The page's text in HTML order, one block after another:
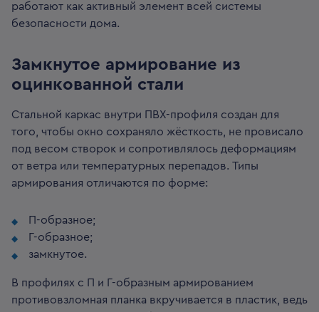
работают как активный элемент всей системы
безопасности дома.
Замкнутое армирование из
оцинкованной стали
Стальной каркас внутри ПВХ-профиля создан для
того, чтобы окно сохраняло жёсткость, не провисало
под весом створок и сопротивлялось деформациям
от ветра или температурных перепадов. Типы
армирования отличаются по форме:
П-образное;
Г-образное;
замкнутое.
В профилях с П и Г-образным армированием
противовзломная планка вкручивается в пластик, ведь